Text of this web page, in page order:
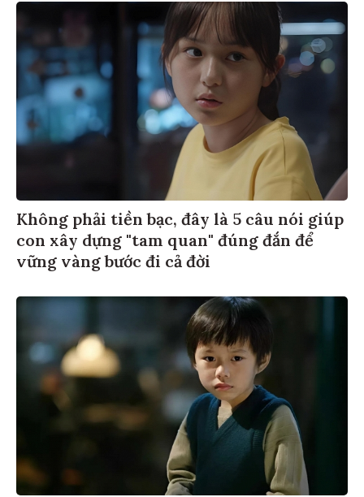
Không phải tiền bạc, đây là 5 câu nói giúp
con xây dựng "tam quan" đúng đắn để
vững vàng bước đi cả đời